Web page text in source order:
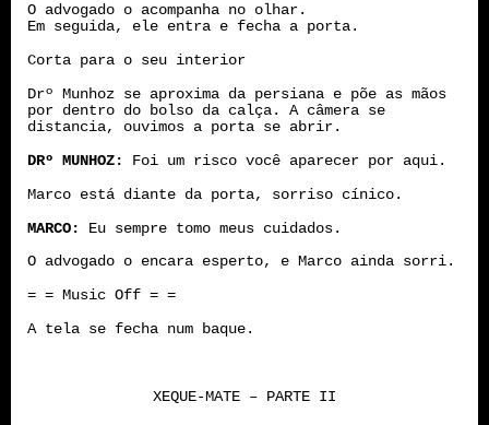
O advogado o acompanha no olhar.
Em seguida, ele entra e fecha a porta.
Corta para o seu interior
Drº Munhoz se aproxima da persiana e põe as mãos
por dentro do bolso da calça. A câmera se
distancia, ouvimos a porta se abrir.
DRº MUNHOZ:
Foi um risco você aparecer por aqui.
Marco está diante da porta, sorriso cínico.
MARCO:
Eu sempre tomo meus cuidados.
O advogado o encara esperto, e Marco ainda sorri.
= = Music Off = =
A tela se fecha num baque.
XEQUE-MATE – PARTE II